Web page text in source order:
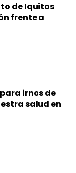
de Iquitos
frente a
irnos de
salud en